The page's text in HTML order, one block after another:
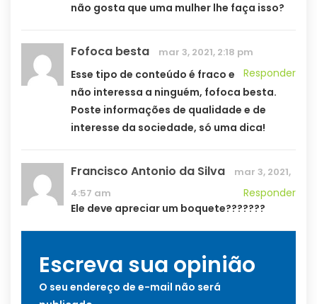
não gosta que uma mulher lhe faça isso?
Fofoca besta mar 3, 2021, 2:18 pm
Responder
Esse tipo de conteúdo é fraco e
não interessa a ninguém, fofoca besta.
Poste informações de qualidade e de
interesse da sociedade, só uma dica!
Francisco Antonio da Silva
mar 3, 2021,
4:57 am
Responder
Ele deve apreciar um boquete???????
Escreva sua opinião
O seu endereço de e-mail não será